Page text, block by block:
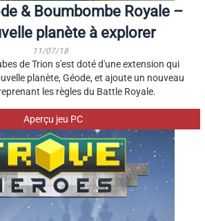
& Boumbombe Royale –
planète à explorer
11/07/18
de Trion s'est doté d'une extension qui
planète, Géode, et ajoute un nouveau
les règles du Battle Royale.
Aperçu jeu PC